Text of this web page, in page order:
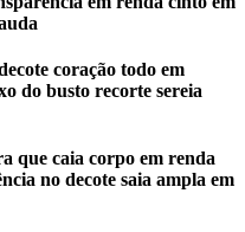
coração todo em
do busto recorte sereia
que caia corpo em renda
no decote saia ampla em